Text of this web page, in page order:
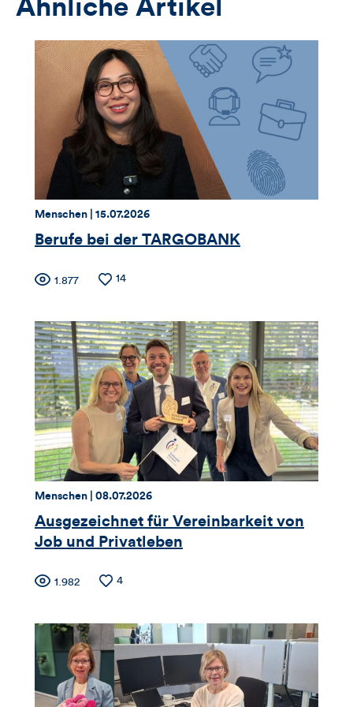
Ähnliche Artikel
Thema:
Menschen | Datum:
15.07.2026
Berufe bei der TARGOBANK
Zähler
für
Views,
Likes
und
Kommentare
dieses
Artikels
Anzahl
1.877
Anzahl
14
Thema:
Menschen | Datum:
08.07.2026
Ausgezeichnet für Vereinbarkeit von
Job und Privatleben
Zähler
für
Views,
Likes
Anzahl
1.982
Anzahl
4